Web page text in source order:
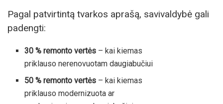
Pagal patvirtintą tvarkos aprašą, savivaldybė gali
padengti:
30 % remonto vertės – kai kiemas
priklauso nerenovuotam daugiabučiui
50 % remonto vertės – kai kiemas
priklauso modernizuota ar